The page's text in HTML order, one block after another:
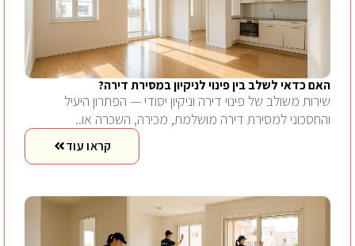
האם כדאי לשלב בין פינוי לניקיון במסירת דירה?
שירות משולב של פינוי דירה וניקיון יסודי — הפתרון היעיל
והחסכוני למסירת דירה מושלמת, מכירה, השכרה או..
קראו עוד